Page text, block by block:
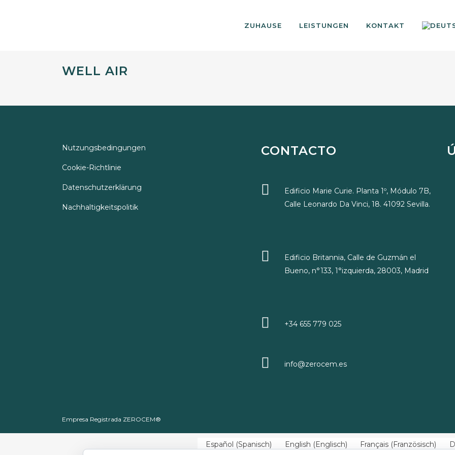
ZUHAUSE LEISTUNGEN KONTAKT
WELL AIR
Nutzungsbedingungen
Cookie-Richtlinie
Datenschutzerklärung
Nachhaltigkeitspolitik
CONTACTO
Edificio Marie Curie. Planta 1º, Módulo 7B,
Calle Leonardo Da Vinci, 18. 41092 Sevilla.
Edificio Britannia, Calle de Guzmán el
Bueno, n°133, 1°izquierda, 28003, Madrid
+34 655 779 025
info@zerocem.es
Empresa Registrada ZEROCEM®
Español (Spanisch) English (Englisch) Français (Französisch)